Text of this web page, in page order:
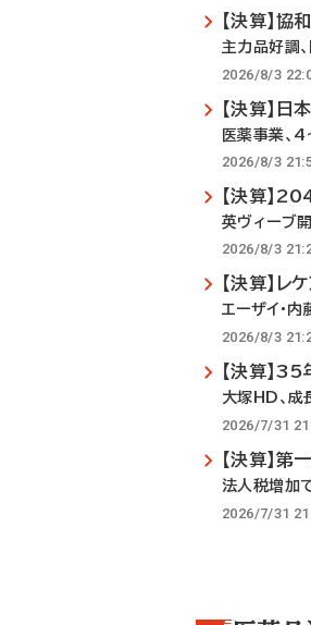
【決算】
主力品好調
2026/8/3
【決算】
医薬事業、
2026/8/3
【決算】
英ヴィーブ
2026/8/3
【決算】レ
エーザイ・
2026/8/3
【決算】
大塚HD、
2026/7/31
【決算】
法人税増加
2026/7/31